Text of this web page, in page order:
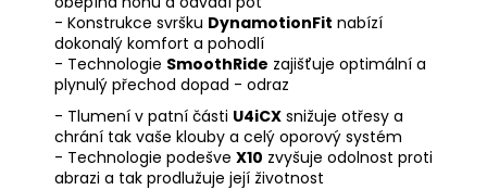
- Konstrukce svršku DynamotionFit nabízí
dokonalý komfort a pohodlí
- Technologie SmoothRide zajišťuje optimální a
plynulý přechod dopad - odraz
- Tlumení v patní části U4iCX snižuje otřesy a
chrání tak vaše klouby a celý oporový systém
- Technologie podešve X10 zvyšuje odolnost proti
abrazi a tak prodlužuje její životnost